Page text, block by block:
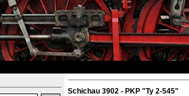
Schichau 3902 - PKP "Ty 2-545"